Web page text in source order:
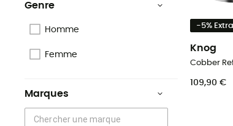
Genre
Homme
Femme
Marques
-5%
Knog
109,90 €